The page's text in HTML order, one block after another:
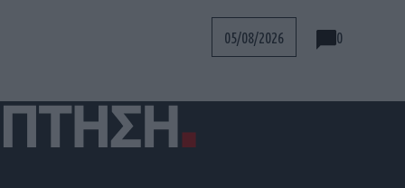
05/08/2026 0